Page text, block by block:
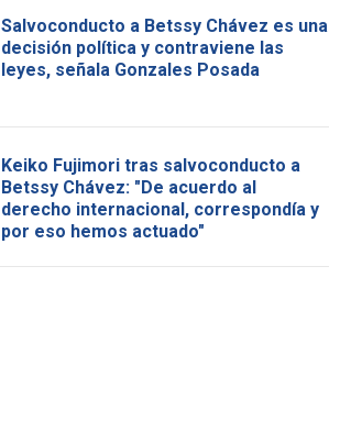
Salvoconducto a Betssy Chávez es una
decisión política y contraviene las
leyes, señala Gonzales Posada
Keiko Fujimori tras salvoconducto a
Betssy Chávez: "De acuerdo al
derecho internacional, correspondía y
por eso hemos actuado"